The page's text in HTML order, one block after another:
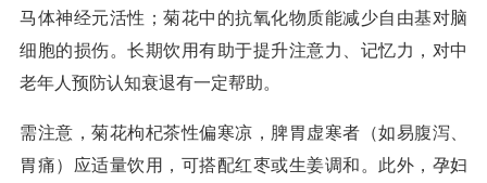
马体神经元活性；菊花中的抗氧化物质能减少自由基对脑
细胞的损伤。长期饮用有助于提升注意力、记忆力，对中
老年人预防认知衰退有一定帮助。
需注意，菊花枸杞茶性偏寒凉，脾胃虚寒者（如易腹泻、
胃痛）应适量饮用，可搭配红枣或生姜调和。此外，孕妇